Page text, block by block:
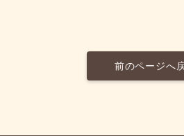
前のページへ